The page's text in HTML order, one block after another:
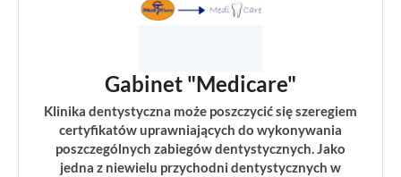
Gabinet "Medicare"
Klinika dentystyczna może poszczycić się szeregiem
certyfikatów uprawniających do wykonywania
poszczególnych zabiegów dentystycznych. Jako
jedna z niewielu przychodni dentystycznych w